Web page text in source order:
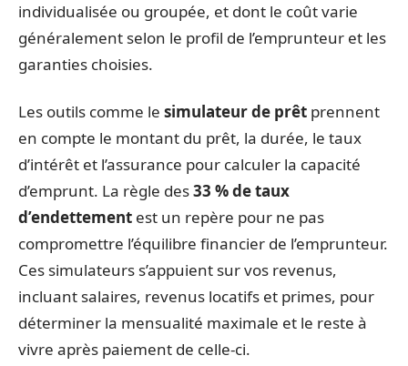
individualisée ou groupée, et dont le coût varie
généralement selon le profil de l’emprunteur et les
garanties choisies.
Les outils comme le simulateur de prêt prennent
en compte le montant du prêt, la durée, le taux
d’intérêt et l’assurance pour calculer la capacité
d’emprunt. La règle des33 % de taux
d’endettement est un repère pour ne pas
compromettre l’équilibre financier de l’emprunteur.
Ces simulateurs s’appuient sur vos revenus,
incluant salaires, revenus locatifs et primes, pour
déterminer la mensualité maximale et le reste à
vivre après paiement de celle-ci.